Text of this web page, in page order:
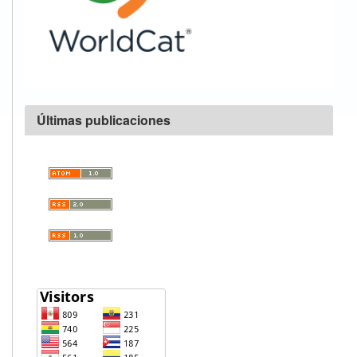
Últimas publicaciones
Visitators